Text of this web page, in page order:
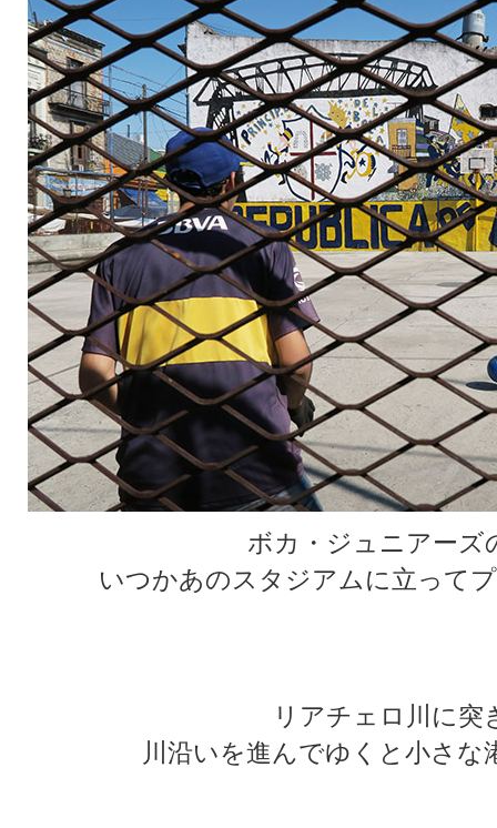
ボカ・ジュニアーズ
いつかあのスタジアムに立って
リアチェロ川に突
川沿いを進んでゆくと小さな